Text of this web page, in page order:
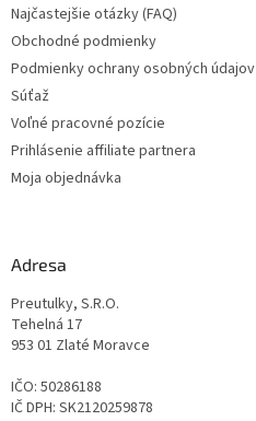
Najčastejšie otázky (FAQ)
Obchodné podmienky
Podmienky ochrany osobných údajov
Súťaž
Voľné pracovné pozície
Prihlásenie affiliate partnera
Moja objednávka
Adresa
Preutulky, S.R.O.
Tehelná 17
953 01 Zlaté Moravce
IČO: 50286188
IČ DPH: SK2120259878